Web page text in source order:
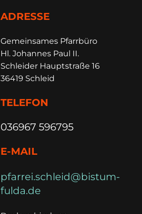
ADRESSE
Gemeinsames Pfarrbüro
Hl. Johannes Paul II.
Schleider Hauptstraße 16
36419 Schleid
TELEFON
036967 596795
E-MAIL
pfarrei.schleid@bistum-
fulda.de